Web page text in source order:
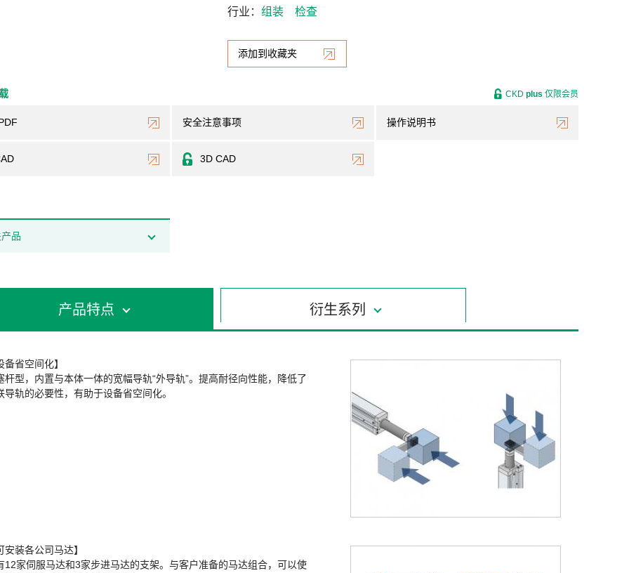
行业 组装 检查
添加到收藏夹
安全注意事项 操作说明书
3D CAD
CKD plus 仅限会员
品
产品特点 衍生系列
备省空间化】
杆型，内置与本体一体的宽幅导轨“外导轨”。提高耐径向性能，降低了
导轨的必要性，有助于设备省空间化。
安装各公司马达】
12家伺服马达和3家步进马达的支架。与客户准备的马达组合，可以使